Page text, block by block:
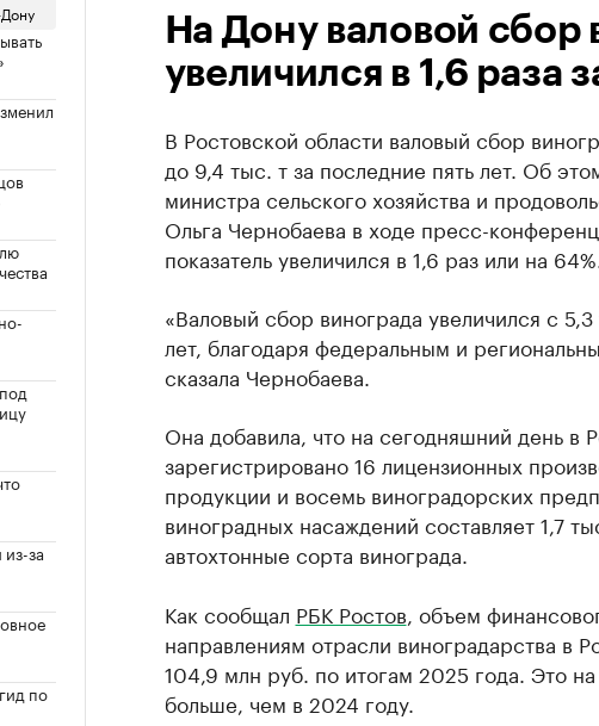
за
по
На Дону валовой сбор
увеличился в 1,6 раза
В Ростовской области валовый сбор
до 9,4 тыс. т за последние пять лет. Об
министра сельского хозяйства и
Ольга Чернобаева в ходе пресс-
показатель увеличился в 1,6 раз или на 64%.
«Валовый сбор винограда увеличился с
лет, благодаря федеральным и
сказала Чернобаева.
Она добавила, что на сегодняшний день в
зарегистрировано 16 лицензионных
продукции и восемь виноградорских
виноградных насаждений составляет 1,7
автохтонные сорта винограда.
Как сообщал РБК Ростов , объем
направлениям отрасли виноградарства в
104,9 млн руб. по итогам 2025 года. Это
больше, чем в 2024 году.